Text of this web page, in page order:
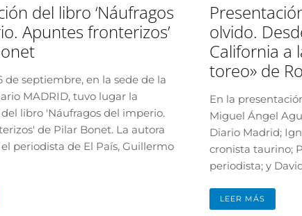
del libro ‘Náufragos
Apuntes fronterizos’
de septiembre, en la sede de la
MADRID, tuvo lugar la
libro 'Náufragos del imperio.
de Pilar Bonet. La autora
periodista de El País, Guillermo
olvido.
California a
toreo» de
En la
Miguel Ángel
Diario Madrid;
cronista taurino;
periodista; y
LEER MÁS